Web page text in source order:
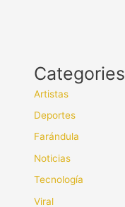
Categories
Artistas
Deportes
Farándula
Noticias
Tecnología
Viral